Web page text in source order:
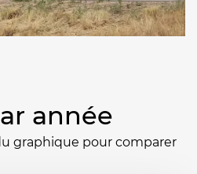
année
graphique pour comparer